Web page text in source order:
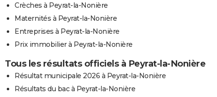
Crèches à Peyrat-la-Nonière
Maternités à Peyrat-la-Nonière
Entreprises à Peyrat-la-Nonière
Prix immobilier à Peyrat-la-Nonière
Tous les résultats officiels à Peyrat-la-Nonière
Résultat municipale 2026 à Peyrat-la-Nonière
Résultats du bac à Peyrat-la-Nonière